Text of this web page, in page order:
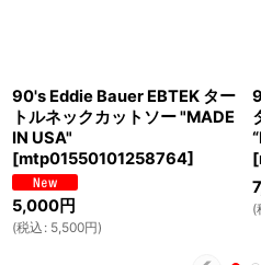
90's Eddie Bauer EBTEK ター
トルネックカットソー "MADE
IN USA"
[mtp01550101258764]
5,000円
(税込 : 5,500円)
[
(